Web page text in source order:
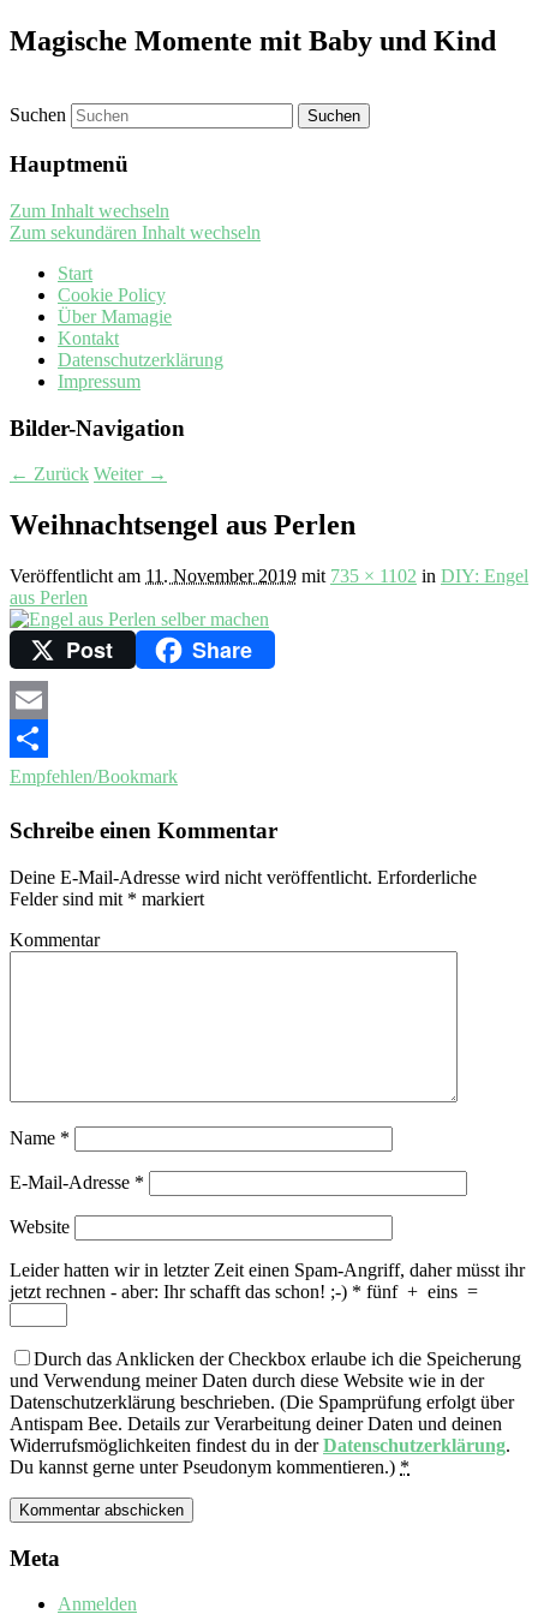
Magische Momente mit Baby und Kind
Suchen
Hauptmenü
Zum Inhalt wechseln
Zum sekundären Inhalt wechseln
Start
Cookie Policy
Über Mamagie
Kontakt
Datenschutzerklärung
Impressum
Bilder-Navigation
← Zurück Weiter →
Weihnachtsengel aus Perlen
Veröffentlicht am 11. November 2019 mit 735 × 1102 in DIY: Engel
aus Perlen
Post Share
Email
Empfehlen/Bookmark
Schreibe einen Kommentar
Deine E-Mail-Adresse wird nicht veröffentlicht. Erforderliche
Felder sind mit * markiert
Kommentar
Name *
E-Mail-Adresse *
Website
Leider hatten wir in letzter Zeit einen Spam-Angriff, daher müsst ihr
jetzt rechnen - aber: Ihr schafft das schon! ;-) * fünf + eins =
Durch das Anklicken der Checkbox erlaube ich die Speicherung
und Verwendung meiner Daten durch diese Website wie in der
Datenschutzerklärung beschrieben. (Die Spamprüfung erfolgt über
Antispam Bee. Details zur Verarbeitung deiner Daten und deinen
Widerrufsmöglichkeiten findest du in derDatenschutzerklärung.
Du kannst gerne unter Pseudonym kommentieren.) *
Meta
Anmelden